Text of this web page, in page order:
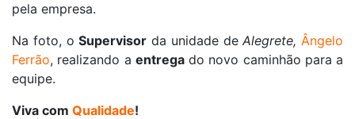
pela empresa.
Na foto, oSupervisor da unidade deAlegrete, Ângelo
Ferrão, realizando a entregado novo caminhão para a
equipe.
Viva com Qualidade!